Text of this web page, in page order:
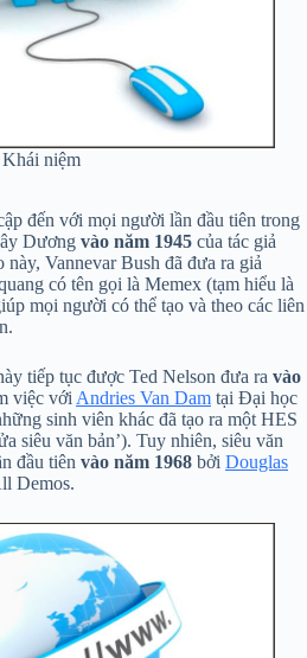
Khái niệm
đến với mọi người lần đầu tiên trong
Dương vào năm 1945 của tác giả
này, Vannevar Bush đã đưa ra giả
có tên gọi là Memex (tạm hiểu là
mọi người có thể tạo và theo các liên
tiếp tục được Ted Nelson đưa ra vào
việc với Andries Van Dam tại Đại học
sinh viên khác đã tạo ra một HES
siêu văn bản’). Tuy nhiên, siêu văn
đầu tiên vào năm 1968 bởi Douglas
Demos.